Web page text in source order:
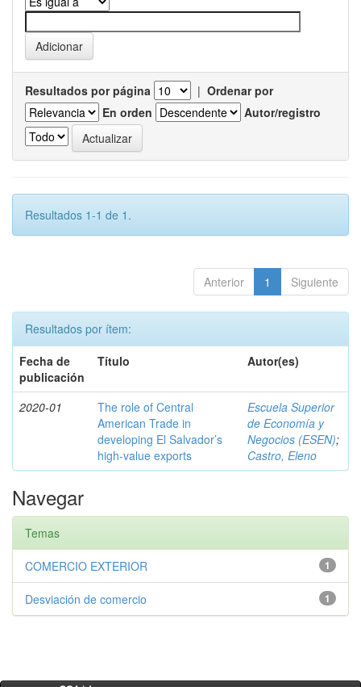
Resultados por página | Ordenar por
En orden
Autor/registro
Resultados 1-1 de 1.
Anterior 1 Siguiente
Resultados por ítem:
Fecha de
publicación
Título Autor(es)
2020-01
The role of Central
American Trade in
developing El Salvador’s
high-value exports
Escuela Superior
de Economía y
Negocios (ESEN);
Castro, Eleno
Navegar
Temas
1
COMERCIO EXTERIOR
1
Desviación de comercio